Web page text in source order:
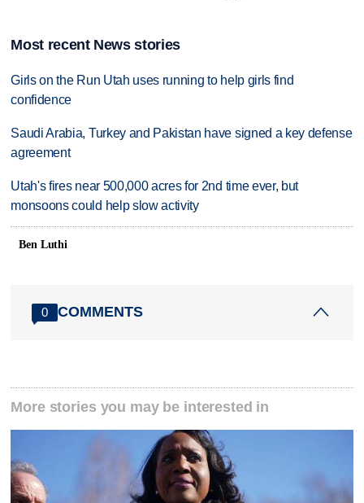
Most recent News stories
Girls on the Run Utah uses running to help girls find
confidence
Saudi Arabia, Turkey and Pakistan have signed a key defense
agreement
Utah's fires near 500,000 acres for 2nd time ever, but
monsoons could help slow activity
Ben Luthi
0 COMMENTS
More stories you may be interested in